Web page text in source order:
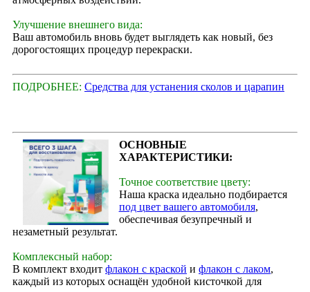
Улучшение внешнего вида:
Ваш автомобиль вновь будет выглядеть как новый, без
дорогостоящих процедур перекраски.
ПОДРОБНЕЕ: Средства для устанения сколов и царапин
ОСНОВНЫЕ
ХАРАКТЕРИСТИКИ:
Точное соответствие цвету:
Наша краска идеально подбирается
под цвет вашего автомобиля,
обеспечивая безупречный и
незаметный результат.
Комплексный набор:
В комплект входит флакон с краской и флакон с лаком,
каждый из которых оснащён удобной кисточкой для